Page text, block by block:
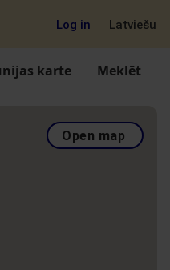
Log in Latviešu
karte Meklēt
Open map